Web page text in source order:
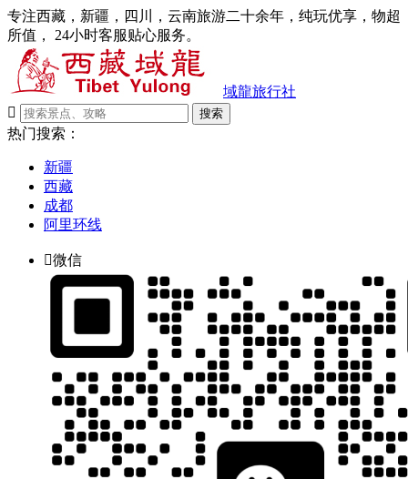
专注西藏，新疆，四川，云南旅游二十余年，纯玩优享，物超
所值， 24小时客服贴心服务。
域龍旅行社

搜索
热门搜索：
新疆
西藏
成都
阿里环线
微信